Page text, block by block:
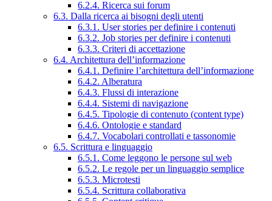
6.2.4. Ricerca sui forum
6.3. Dalla ricerca ai bisogni degli utenti
6.3.1. User stories per definire i contenuti
6.3.2. Job stories per definire i contenuti
6.3.3. Criteri di accettazione
6.4. Architettura dell’informazione
6.4.1. Definire l’architettura dell’informazione
6.4.2. Alberatura
6.4.3. Flussi di interazione
6.4.4. Sistemi di navigazione
6.4.5. Tipologie di contenuto (content type)
6.4.6. Ontologie e standard
6.4.7. Vocabolari controllati e tassonomie
6.5. Scrittura e linguaggio
6.5.1. Come leggono le persone sul web
6.5.2. Le regole per un linguaggio semplice
6.5.3. Microtesti
6.5.4. Scrittura collaborativa